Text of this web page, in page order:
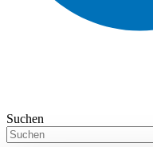
Suchen